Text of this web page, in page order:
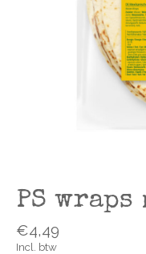
PS
€4,49
Incl. btw